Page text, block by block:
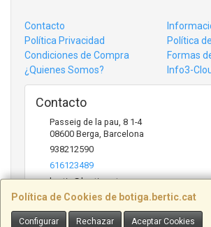
Política de Cookies de botiga.bertic.cat
Configurar Rechazar Aceptar Cookies
Contacto
Política Privacidad
Política
Condiciones de Compra
Formas
¿Quienes Somos?
Info3-
Contacto
Passeig de la pau, 8 1-4
08600 Berga, Barcelona
938212590
616123489
bertic@bertic.cat